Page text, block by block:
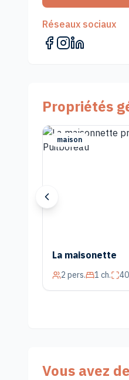
Réseaux sociaux
Propriétés
maison
La maisonette
2 pers. 1 ch.
Vous avez